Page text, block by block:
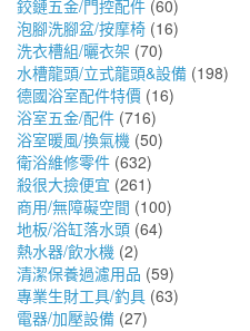
鉸鏈五金/門控配件 (60)
泡腳洗腳盆/按摩椅 (16)
洗衣槽組/曬衣架 (70)
水槽龍頭/立式龍頭&設備 (198)
德國浴室配件特價 (16)
浴室五金/配件 (716)
浴室暖風/換氣機 (50)
衛浴維修零件 (632)
殺很大撿便宜 (261)
商用/無障礙空間 (100)
地板/浴缸落水頭 (64)
熱水器/飲水機 (2)
清潔保養過濾用品 (59)
專業生財工具/釣具 (63)
電器/加壓設備 (27)